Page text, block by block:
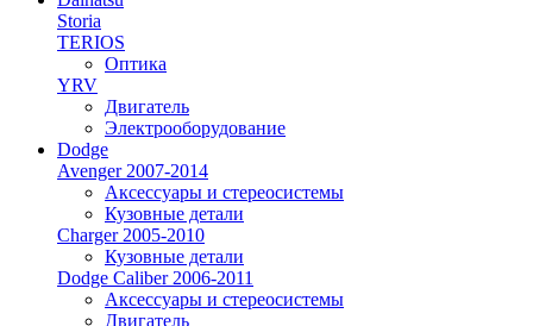
Storia
TERIOS
Оптика
YRV
Двигатель
Электрооборудование
Dodge
Avenger 2007-2014
Аксессуары и стереосистемы
Кузовные детали
Charger 2005-2010
Кузовные детали
Dodge Caliber 2006-2011
Аксессуары и стереосистемы
Двигатель